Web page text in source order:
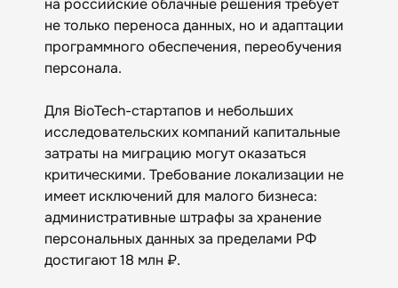
на российские облачные решения требует
не только переноса данных, но и адаптации
программного обеспечения, переобучения
персонала.
Для BioTech-стартапов и небольших
исследовательских компаний капитальные
затраты на миграцию могут оказаться
критическими. Требование локализации не
имеет исключений для малого бизнеса:
административные штрафы за хранение
персональных данных за пределами РФ
достигают 18 млн ₽.